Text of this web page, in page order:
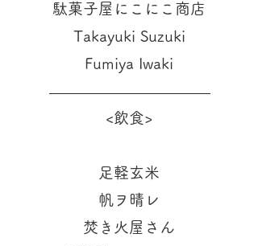
駄菓子屋にこにこ商店
Takayuki Suzuki
Fumiya Iwaki
<飲食>
足軽玄米
帆ヲ晴レ
焚き火屋さん